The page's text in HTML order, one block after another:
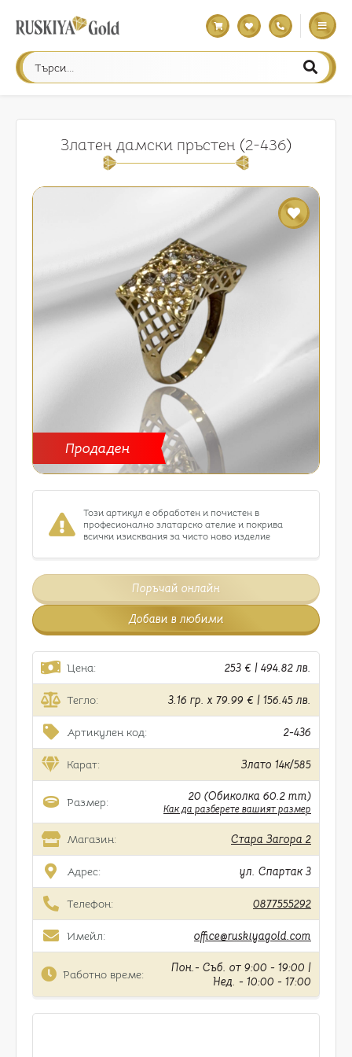
Златен дамски пръстен (2-436)
Продаден
Този артикул е обработен и почистен в
професионално златарско ателие и покрива
всички изисквания за чисто ново изделие
Поръчай онлайн
Добави в любими
Цена: 253 € | 494.82 лв.
Тегло: 3.16 гр. x 79.99 € | 156.45 лв.
Артикулен код: 2-436
Карат: Злато 14к/585
Размер: 20 (Обиколка 60.2 mm)
Как да разберете вашият размер
Магазин: Стара Загора 2
Адрес: ул. Спартак 3
Телефон: 0877555292
Имейл: office@ruskiyagold.com
Работно време:
Пон.- Съб. от 9:00 - 19:00 |
Нед. - 10:00 - 17:00